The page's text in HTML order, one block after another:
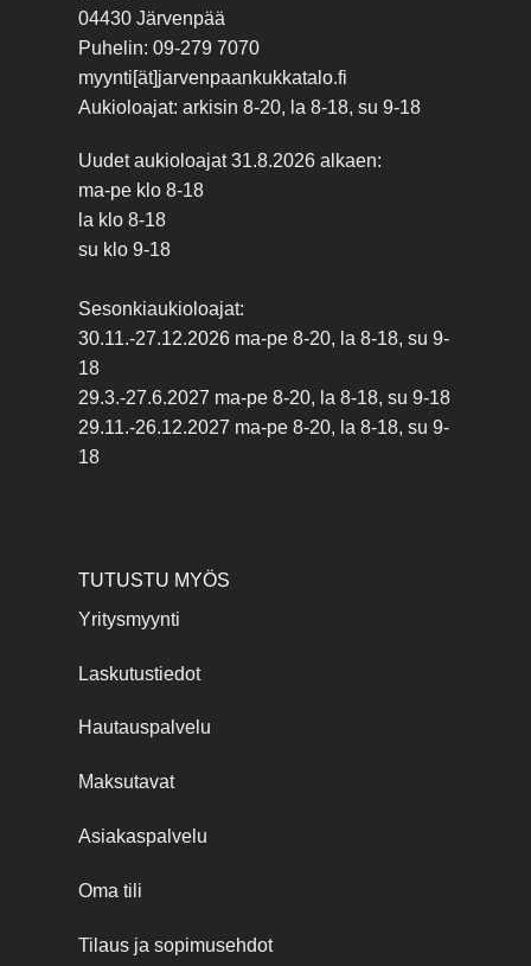
04430 Järvenpää
Puhelin: 09-279 7070
myynti[ät]jarvenpaankukkatalo.fi
Aukioloajat: arkisin 8-20, la 8-18, su 9-18
Uudet aukioloajat 31.8.2026 alkaen:
ma-pe klo 8-18
la klo 8-18
su klo 9-18
Sesonkiaukioloajat:
30.11.-27.12.2026 ma-pe 8-20, la 8-18, su 9-
18
29.3.-27.6.2027 ma-pe 8-20, la 8-18, su 9-18
29.11.-26.12.2027 ma-pe 8-20, la 8-18, su 9-
18
TUTUSTU MYÖS
Yritysmyynti
Laskutustiedot
Hautauspalvelu
Maksutavat
Asiakaspalvelu
Oma tili
Tilaus ja sopimusehdot